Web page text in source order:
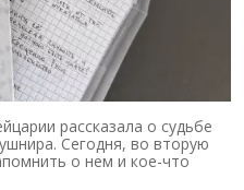
рассказала о судьбе
Сегодня, во вторую
о нем и кое-что